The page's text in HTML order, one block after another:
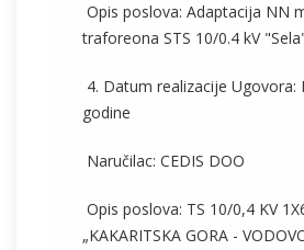
Opis poslova: Adaptacija NN
traforeona STS 10/0.4 kV
4. Datum realizacije Ugovora:
godine
Naručilac: CEDIS DOO
Opis poslova: TS 10/0,4 KV
„KAKARITSKA GORA -